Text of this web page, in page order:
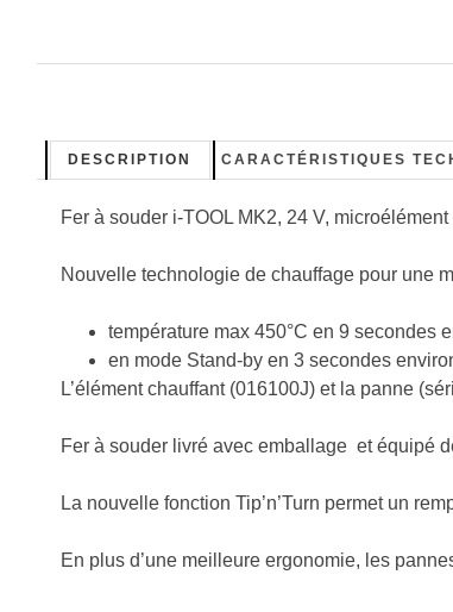
DESCRIPTION CARACTÉRISTIQUES
Fer à souder i-TOOL MK2, 24 V,
Nouvelle technologie de chauffage pour une
température max 450°C en 9 secondes
en mode Stand-by en 3 secondes
L’élément chauffant (016100J) et la panne
Fer à souder livré avec emballage et équipé
La nouvelle fonction Tip’n’Turn permet un
En plus d’une meilleure ergonomie, les